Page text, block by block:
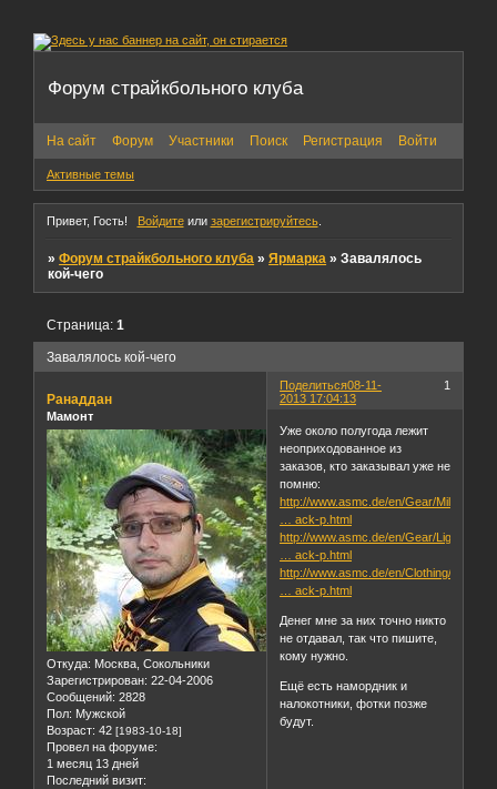
Форум страйкбольного клуба
На сайт Форум Участники Поиск Регистрация Войти
Активные темы
Привет, Гость! Войдитеили зарегистрируйтесь.
»Форум страйкбольного клуба »Ярмарка »Завалялось
кой-чего
Завалялось кой-чего
Страница:1
Поделиться 1
08-11-
2013 17:04:13
Ранаддан
Мамонт
Откуда: Москва, Сокольники
Зарегистрирован: 22-04-2006
Сообщений: 2828
Пол: Мужской
Возраст: 42 [1983-10-18]
Провел на форуме:
1 месяц 13 дней
Последний визит:
Уже около полугода лежит
неоприходованное из
заказов, кто заказывал уже не
помню:
http://www.asmc.de/en/Gear/Military/Tac
… ack-p.html
http://www.asmc.de/en/Gear/Lights/
… ack-p.html
http://www.asmc.de/en/Clothing/
… ack-p.html
Денег мне за них точно никто
не отдавал, так что пишите,
кому нужно.
Ещё есть намордник и
налокотники, фотки позже
будут.